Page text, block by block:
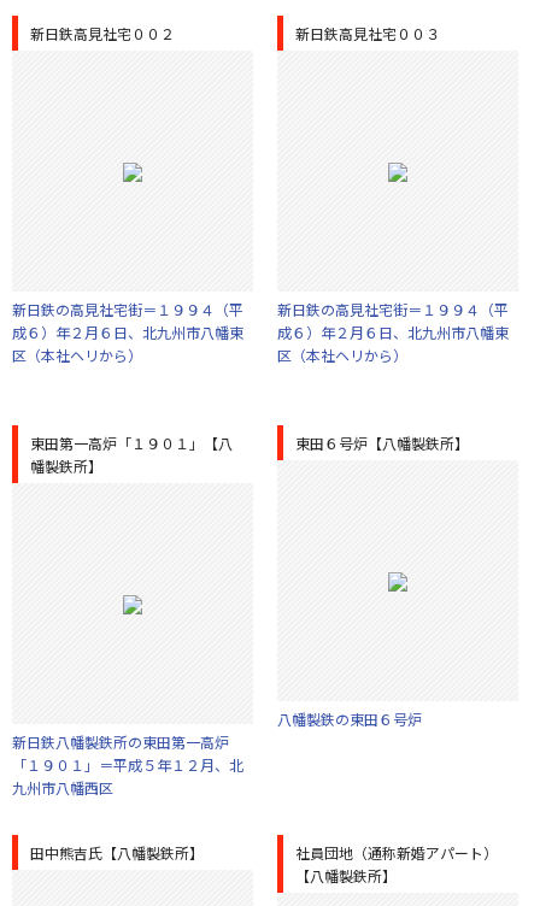
新日鉄高見社宅００２
新日鉄の高見社宅街＝１９９４（平
成６）年２月６日、北九州市八幡東
区（本社ヘリから）
新日鉄高見社宅００３
新日鉄の高見社宅街＝１９９４（平
成６）年２月６日、北九州市八幡東
区（本社ヘリから）
東田第一高炉「１９０１」【八
幡製鉄所】
新日鉄八幡製鉄所の東田第一高炉
「１９０１」＝平成５年１２月、北
九州市八幡西区
東田６号炉【八幡製鉄所】
八幡製鉄の東田６号炉
田中熊吉氏【八幡製鉄所】
社員団地（通称新婚アパート）
【八幡製鉄所】